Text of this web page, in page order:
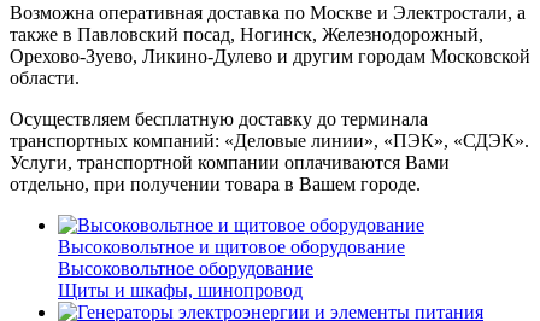
Возможна оперативная доставка по Москве и Электростали, а
также в Павловский посад, Ногинск, Железнодорожный,
Орехово-Зуево, Ликино-Дулево и другим городам Московской
области.
Осуществляем бесплатную доставку до терминала
транспортных компаний: «Деловые линии», «ПЭК», «СДЭК».
Услуги, транспортной компании оплачиваются Вами
отдельно, при получении товара в Вашем городе.
Высоковольтное и щитовое оборудование
Высоковольтное оборудование
Щиты и шкафы, шинопровод